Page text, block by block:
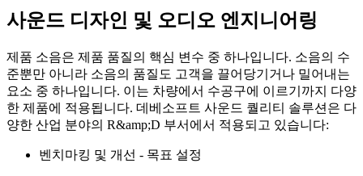
사운드 디자인 및 오디오 엔지니어링
제품 소음은 제품 품질의 핵심 변수 중 하나입니다. 소음의 수
준뿐만 아니라 소음의 품질도 고객을 끌어당기거나 밀어내는
요소 중 하나입니다. 이는 차량에서 수공구에 이르기까지 다양
한 제품에 적용됩니다. 데베소프트 사운드 퀄리티 솔루션은 다
양한 산업 분야의 R&amp;D 부서에서 적용되고 있습니다:
벤치마킹 및 개선 - 목표 설정